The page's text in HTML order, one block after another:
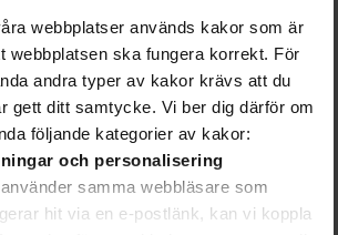
webbplatser används kakor som är
webbplatsen ska fungera korrekt. För
andra typer av kakor krävs att du
gett ditt samtycke. Vi ber dig därför om
följande kategorier av kakor:
och personalisering
samma webbläsare som
hit via en e-postlänk, kan vi koppla